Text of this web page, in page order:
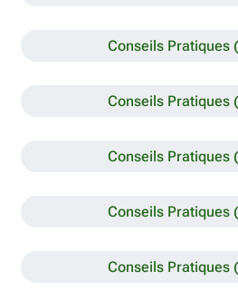
Conseils Pratiques
Conseils Pratiques
Conseils Pratiques
Conseils Pratiques
Conseils Pratiques